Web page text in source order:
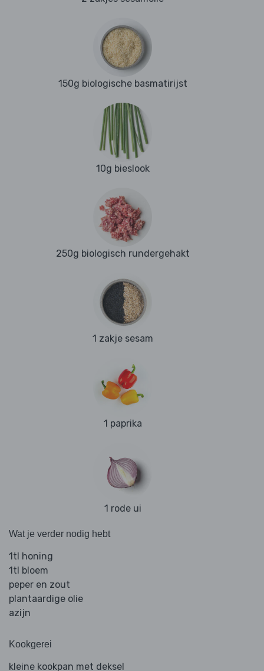
150g biologische basmatirijst
10g bieslook
250g biologisch rundergehakt
1 zakje sesam
1 paprika
1 rode ui
Wat je verder nodig hebt
1tl honing
1tl bloem
peper en zout
plantaardige olie
azijn
Kookgerei
kleine kookpan met deksel